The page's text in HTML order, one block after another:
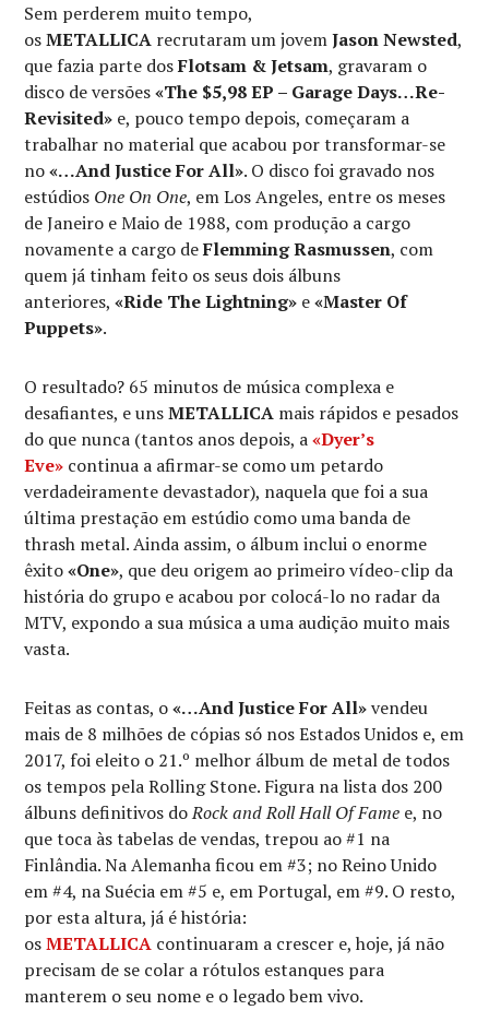
Sem perderem muito tempo,
osMETALLICA recrutaram um jovemJason Newsted,
que fazia parte dosFlotsam & Jetsam, gravaram o
disco de versões«The $5,98 EP – Garage Days…Re-
Revisited» e, pouco tempo depois, começaram a
trabalhar no material que acabou por transformar-se
no«…And Justice For All». O disco foi gravado nos
estúdios One On One, em Los Angeles, entre os meses
de Janeiro e Maio de 1988, com produção a cargo
novamente a cargo deFlemming Rasmussen, com
quem já tinham feito os seus dois álbuns
anteriores,«Ride The Lightning» e«Master Of
Puppets».
O resultado? 65 minutos de música complexa e
desafiantes, e unsMETALLICA mais rápidos e pesados
do que nunca (tantos anos depois, a«Dyer’s
Eve» continua a afirmar-se como um petardo
verdadeiramente devastador), naquela que foi a sua
última prestação em estúdio como uma banda de
thrash metal. Ainda assim, o álbum inclui o enorme
êxito«One», que deu origem ao primeiro vídeo-clip da
história do grupo e acabou por colocá-lo no radar da
MTV, expondo a sua música a uma audição muito mais
vasta.
Feitas as contas, o«…And Justice For All»vendeu
mais de 8 milhões de cópias só nos Estados Unidos e, em
2017, foi eleito o 21.º melhor álbum de metal de todos
os tempos pela Rolling Stone. Figura na lista dos 200
álbuns definitivos doRock and Roll Hall Of Fame e, no
que toca às tabelas de vendas, trepou ao #1 na
Finlândia. Na Alemanha ficou em #3; no Reino Unido
em #4, na Suécia em #5 e, em Portugal, em #9. O resto,
por esta altura, já é história:
osMETALLICA continuaram a crescer e, hoje, já não
precisam de se colar a rótulos estanques para
manterem o seu nome e o legado bem vivo.